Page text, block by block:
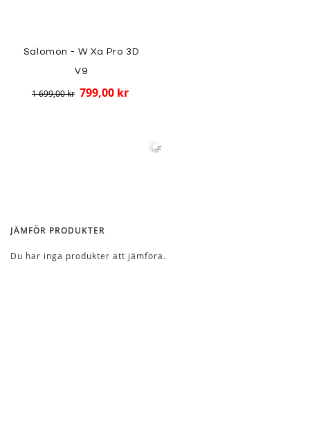
Salomon - W Xa Pro 3D
V9
1 699,00 kr 799,00 kr
JÄMFÖR PRODUKTER
Du har inga produkter att jämföra.